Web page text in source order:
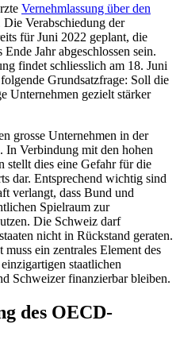
Vernehmlassung über den
Die Verabschiedung der
für Juni 2022 geplant, die
Jahr abgeschlossen sein.
findet schliesslich am 18. Juni
Grundsatzfrage: Soll die
Unternehmen gezielt stärker
grosse Unternehmen in der
In Verbindung mit den hohen
stellt dies eine Gefahr für die
dar. Entsprechend wichtig sind
verlangt, dass Bund und
Spielraum zur
Die Schweiz darf
nicht in Rückstand geraten.
ein zentrales Element des
staatlichen
Schweizer finanzierbar bleiben.
des OECD-